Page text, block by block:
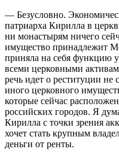
— Безусловно.
патриарха Кирилла в
ни монастырям ничего
имущество принадлежит
приняла на себя функцию
всеми церковными
речь идет о реституции не
иного церковного
которые сейчас
российских городов. Я
Кирилла с точки зрения
хочет стать крупным
деньги от ренты.